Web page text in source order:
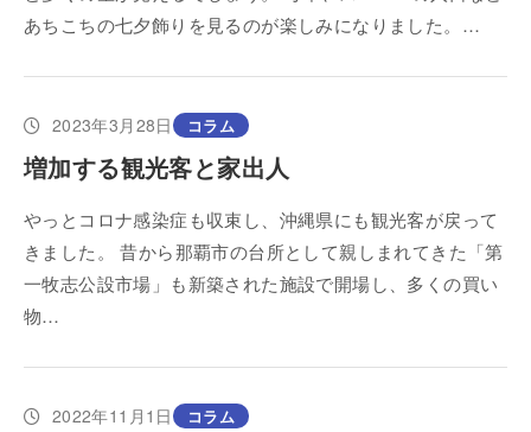
あちこちの七夕飾りを見るのが楽しみになりました。…
2023年3月28日 コラム
増加する観光客と家出人
やっとコロナ感染症も収束し、沖縄県にも観光客が戻って
きました。 昔から那覇市の台所として親しまれてきた「第
一牧志公設市場」も新築された施設で開場し、多くの買い
物…
2022年11月1日 コラム